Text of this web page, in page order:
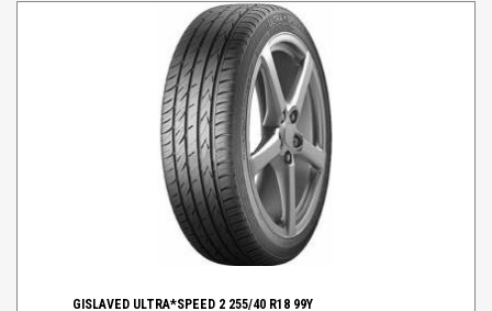
GISLAVED ULTRA*SPEED 2 255/40 R18 99Y